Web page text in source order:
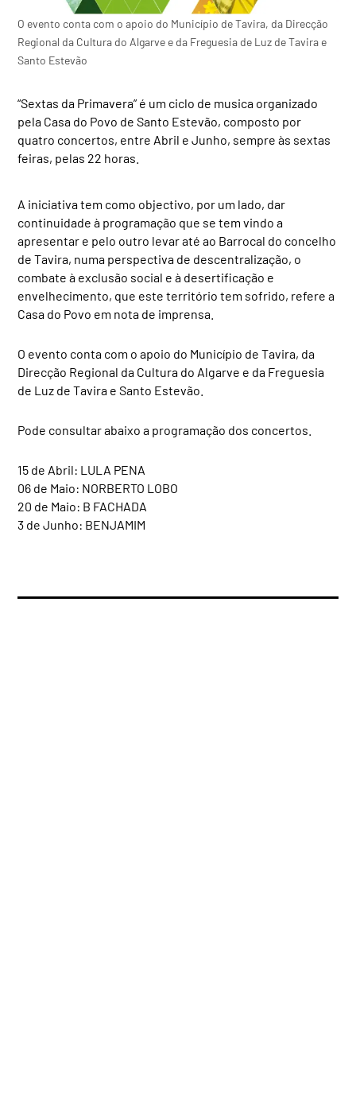
O evento conta com o apoio do Município de Tavira, da Direcção
Regional da Cultura do Algarve e da Freguesia de Luz de Tavira e
Santo Estevão
“Sextas da Primavera” é um ciclo de musica organizado
pela Casa do Povo de Santo Estevão, composto por
quatro concertos, entre Abril e Junho, sempre às sextas
feiras, pelas 22 horas.
A iniciativa tem como objectivo, por um lado, dar
continuidade à programação que se tem vindo a
apresentar e pelo outro levar até ao Barrocal do concelho
de Tavira, numa perspectiva de descentralização, o
combate à exclusão social e à desertificação e
envelhecimento, que este território tem sofrido, refere a
Casa do Povo em nota de imprensa.
O evento conta com o apoio do Município de Tavira, da
Direcção Regional da Cultura do Algarve e da Freguesia
de Luz de Tavira e Santo Estevão.
Pode consultar abaixo a programação dos concertos.
15 de Abril: LULA PENA
06 de Maio: NORBERTO LOBO
20 de Maio: B FACHADA
3 de Junho: BENJAMIM